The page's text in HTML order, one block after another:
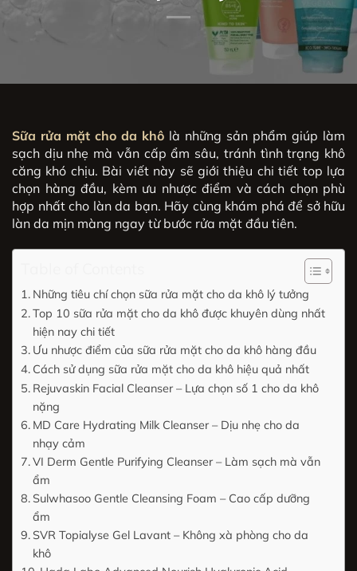
Sữa rửa mặt cho da khô là những sản phẩm giúp làm
sạch dịu nhẹ mà vẫn cấp ẩm sâu, tránh tình trạng khô
căng khó chịu. Bài viết này sẽ giới thiệu chi tiết top lựa
chọn hàng đầu, kèm ưu nhược điểm và cách chọn phù
hợp nhất cho làn da bạn. Hãy cùng khám phá để sở hữu
làn da mịn màng ngay từ bước rửa mặt đầu tiên.
Những tiêu chí chọn sữa rửa mặt cho da khô lý tưởng
Top 10 sữa rửa mặt cho da khô được khuyên dùng nhất
hiện nay chi tiết
Ưu nhược điểm của sữa rửa mặt cho da khô hàng đầu
Cách sử dụng sữa rửa mặt cho da khô hiệu quả nhất
Rejuvaskin Facial Cleanser – Lựa chọn số 1 cho da khô
nặng
MD Care Hydrating Milk Cleanser – Dịu nhẹ cho da
nhạy cảm
VI Derm Gentle Purifying Cleanser – Làm sạch mà vẫn
ẩm
Sulwhasoo Gentle Cleansing Foam – Cao cấp dưỡng
ẩm
SVR Topialyse Gel Lavant – Không xà phòng cho da
khô